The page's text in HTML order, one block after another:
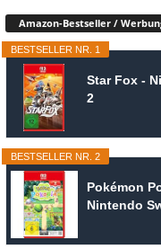
Amazon-Bestseller /
BESTSELLER NR. 1
Star Fox -
2
BESTSELLER NR. 2
Pokémon
Nintendo